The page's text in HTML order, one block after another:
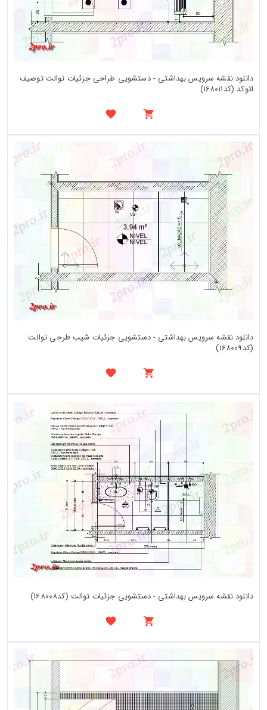
دانلود نقشه سرویس بهداشتی - دستشویی طراحی جزئیات توالت توصیف
اتوکد (کد168011)
دانلود نقشه سرویس بهداشتی - دستشویی جزئیات شیب طرحی توالت
(کد168009)
دانلود نقشه سرویس بهداشتی - دستشویی جزئیات توالت (کد168008)